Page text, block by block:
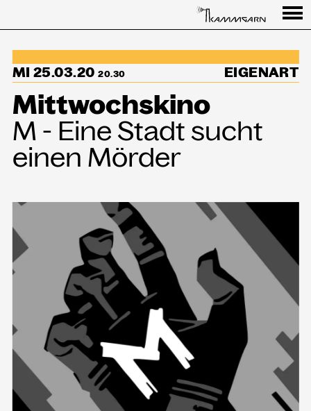
Programm
↳Summer Sessions
Besuch
Ausstellungen
Haus
Partner
Aktuelles
Presse
Merch
Rückschau
MI 25.03.20 20.30 EIGENART
Mittwochskino
M - Eine Stadt sucht
einen Mörder